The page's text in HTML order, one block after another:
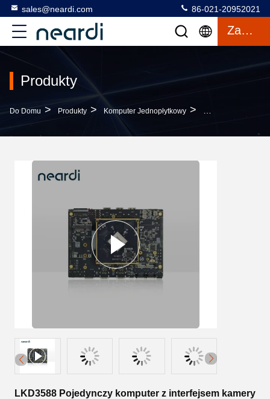
sales@neardi.com 86-021-20952021
Zacytować
Produkty
Do Domu > Produkty > Komputer Jednopłytkowy > LKD3588
LKD3588 Pojedynczy komputer z interfejsem kamery